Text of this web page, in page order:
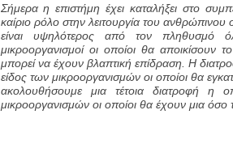
Σήμερα η επιστήμη έχει καταλήξει στο
καίριο ρόλο στην λειτουργία του
είναι υψηλότερος από τον πληθυσμό
μικροοργανισμοί οι οποίοι θα αποικίσουν
μπορεί να έχουν βλαπτική επίδραση. Η
είδος των μικροοργανισμών οι οποίοι θα
ακολουθήσουμε μια τέτοια διατροφή
μικροοργανισμών οι οποίοι θα έχουν μια